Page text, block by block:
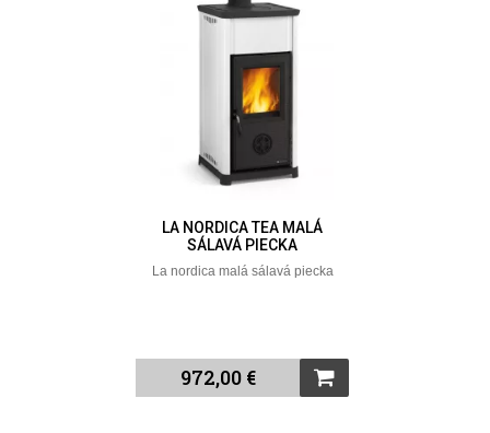
LA NORDICA TEA MALÁ
SÁLAVÁ PIECKA
La nordica malá sálavá piecka
972,00 €